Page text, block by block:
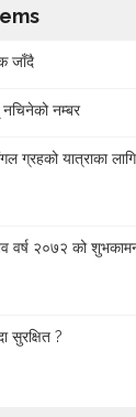
जाँदै
नचिनेको नम्बर
ग्रहको यात्राका
वर्ष २०७२ को
सुरक्षित ?